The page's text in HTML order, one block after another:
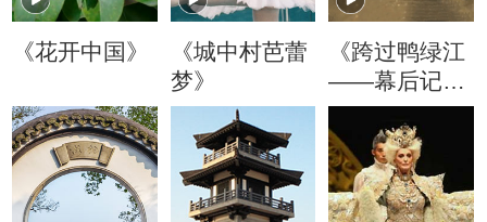
《花开中国》
《城中村芭蕾
梦》
《跨过鸭绿江
——幕后记
录》